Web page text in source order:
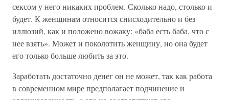
сексом у него никаких проблем. Сколько надо, столько и
будет. К женщинам относится снисходительно и без
иллюзий, как и положено вожаку: «баба есть баба, что с
нее взять». Может и поколотить женщину, но она будет
его только больше любить за это.
Заработать достаточно денег он не может, так как работа
в современном мире предполагает подчинение и